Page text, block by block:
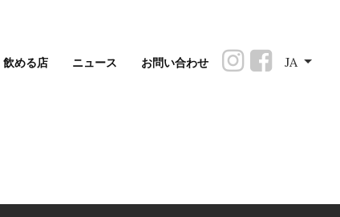
飲める店 ニュース お問い合わせ JA